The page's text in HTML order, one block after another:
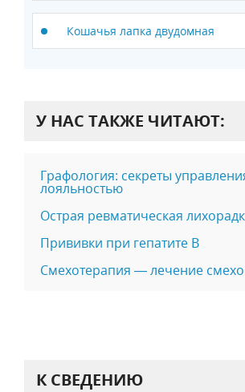
Кошачья лапка двудомная
У НАС ТАКЖЕ ЧИТАЮТ:
Графология: секреты
лояльностью
Острая ревматическая
Прививки при гепатите B
Смехотерапия — лечение
К СВЕДЕНИЮ